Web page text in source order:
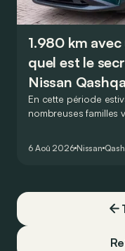
1.980 km avec
quel est le
Nissan
En cette période
nombreuses familles
Qashqai e-Power, il
6 Aoû 2026 Nissan